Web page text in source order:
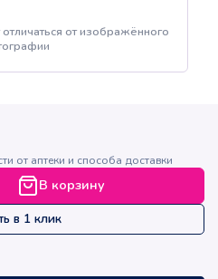
от изображённого
от аптеки и способа доставки
В корзину
в 1 клик